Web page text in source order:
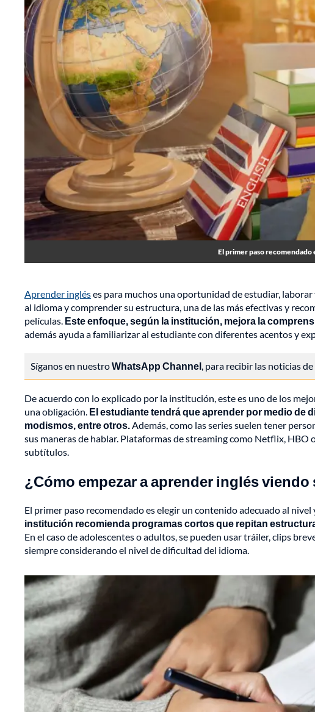
El primer paso recomendado
Aprender ingléses para muchos una oportunidad de estudiar,
al idioma y comprender su estructura, una de las más efectivas y
películas. Este enfoque, según la institución, mejora la
además ayuda a familiarizar al estudiante con diferentes acentos y
Síganos en nuestroWhatsApp Channel, para recibir las noticias
De acuerdo con lo explicado por la institución, este es uno de los
una obligación. El estudiante tendrá que aprender por medio
modismos, entre otros.Además, como las series suelen tener
sus maneras de hablar. Plataformas de streaming como Netflix,
subtítulos.
¿Cómo empezar a aprender inglés
El primer paso recomendado es elegir un contenido adecuado al nivel
institución recomienda programas cortos que repitan
En el caso de adolescentes o adultos, se pueden usar tráiler, clips
siempre considerando el nivel de dificultad del idioma.